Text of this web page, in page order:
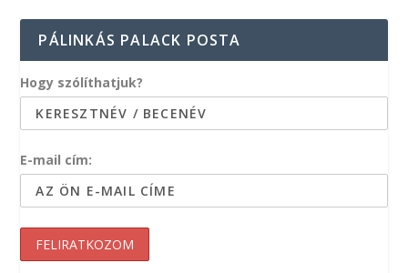
PÁLINKÁS PALACK POSTA
Hogy szólíthatjuk?
E-mail cím: